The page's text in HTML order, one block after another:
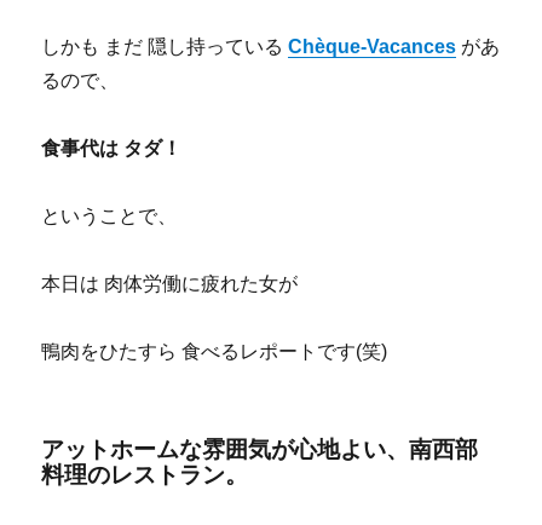
しかも まだ 隠し持っているChèque-Vacances があ
るので、
食事代は タダ！
ということで、
本日は 肉体労働に疲れた女が
鴨肉をひたすら 食べるレポートです(笑)
アットホームな雰囲気が心地よい、南西部
料理のレストラン。